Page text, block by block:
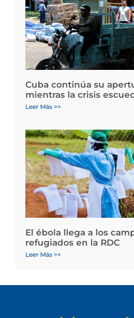
Cuba continúa su
mientras la crisis
Leer Más >>
El ébola llega a los
refugiados en la RDC
Leer Más >>